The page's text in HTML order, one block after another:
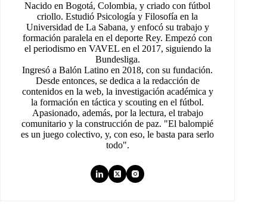
Nacido en Bogotá, Colombia, y criado con fútbol
criollo. Estudió Psicología y Filosofía en la
Universidad de La Sabana, y enfocó su trabajo y
formación paralela en el deporte Rey. Empezó con
el periodismo en VAVEL en el 2017, siguiendo la
Bundesliga.
Ingresó a Balón Latino en 2018, con su fundación.
Desde entonces, se dedica a la redacción de
contenidos en la web, la investigación académica y
la formación en táctica y scouting en el fútbol.
Apasionado, además, por la lectura, el trabajo
comunitario y la construcción de paz. "El balompié
es un juego colectivo, y, con eso, le basta para serlo
todo".